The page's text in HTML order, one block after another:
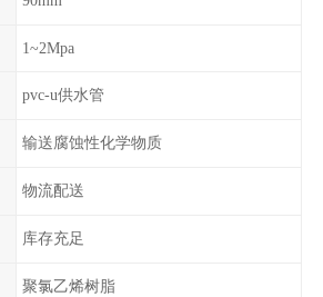
1~2Mpa
pvc-u供水管
输送腐蚀性化学物质
物流配送
库存充足
聚氯乙烯树脂